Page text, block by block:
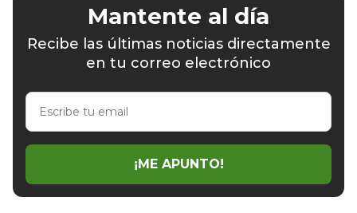
Mantente al día
Recibe las últimas noticias directamente
en tu correo electrónico
Escribe
email
¡ME APUNTO!